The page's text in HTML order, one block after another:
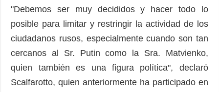
"Debemos ser muy decididos y hacer todo lo
posible para limitar y restringir la actividad de los
ciudadanos rusos, especialmente cuando son tan
cercanos al Sr. Putin como la Sra. Matvienko,
quien también es una figura política", declaró
Scalfarotto, quien anteriormente ha participado en